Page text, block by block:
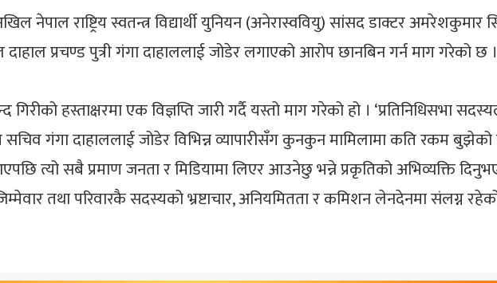
नेपाल राष्ट्रिय स्वतन्त्र विद्यार्थी युनियन (अनेरास्ववियु) सांसद डाक्टर अमरेशकुमार
प्रचण्ड पुत्री गंगा दाहाललाई जोडेर लगाएको आरोप छानबिन गर्न माग गरेको छ ।
हस्ताक्षरमा एक विज्ञप्ति जारी गर्दै यस्तो माग गरेको हो । ‘प्रतिनिधिसभा
सचिव गंगा दाहाललाई जोडेर विभिन्न व्यापारीसँग कुनकुन मामिलामा कति रकम
त्यो सबै प्रमाण जनता र मिडियामा लिएर आउनेछु भन्ने प्रकृतिको अभिव्यक्ति
तथा परिवारकै सदस्यको भ्रष्टाचार, अनियमितता र कमिशन लेनदेनमा संलग्न